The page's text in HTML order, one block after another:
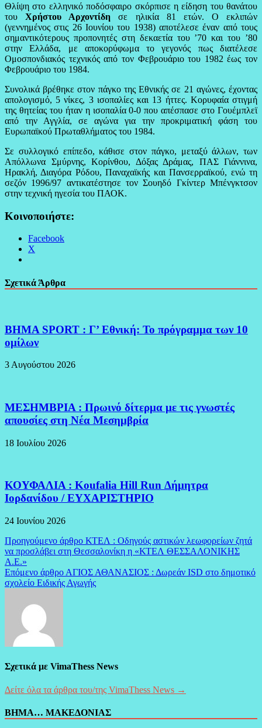
Θλίψη στο ελληνικό ποδόσφαιρο σκόρπισε η είδηση του θανάτου
τουΧρήστου Αρχοντίδη σε ηλικία 81 ετών. Ο εκλιπών
(γεννημένος στις 26 Ιουνίου του 1938) αποτέλεσε έναν από τους
σημαντικότερους προπονητές στη δεκαετία του ’70 και του ’80
στην Ελλάδα, με αποκορύφωμα το γεγονός πως διατέλεσε
Ομοσπονδιακός τεχνικός από τον Φεβρουάριο του 1982 έως τον
Φεβρουάριο του 1984.
Συνολικά βρέθηκε στον πάγκο της Εθνικής σε 21 αγώνες, έχοντας
απολογισμό, 5 νίκες, 3 ισοπαλίες και 13 ήττες. Κορυφαία στιγμή
της θητείας του ήταν η ισοπαλία 0-0 που απέσπασε στο Γουέμπλεϊ
από την Αγγλία, σε αγώνα για την προκριματική φάση του
Ευρωπαϊκού Πρωταθλήματος του 1984.
Σε συλλογικό επίπεδο, κάθισε στον πάγκο, μεταξύ άλλων, των
Απόλλωνα Σμύρνης, Κορίνθου, Δόξας Δράμας, ΠΑΣ Γιάννινα,
Ηρακλή, Διαγόρα Ρόδου, Παναχαϊκής και Πανσερραϊκού, ενώ τη
σεζόν 1996/97 αντικατέστησε τον Σουηδό Γκίντερ Μπένγκτσον
στην τεχνική ηγεσία του ΠΑΟΚ.
Κοινοποιήστε:
Facebook
X
Σχετικά Άρθρα
BHMA SPORT : Γ’ Εθνική: Το πρόγραμμα των 10
ομίλων
3 Αυγούστου 2026
ΜΕΣΗΜΒΡΙΑ : Πρωινό δίτερμα με τις γνωστές
απουσίες στη Νέα Μεσημβρία
18 Ιουλίου 2026
ΚΟΥΦΑΛΙΑ : Koufalia Hill Run Δήμητρα
Ιορδανίδου / ΕΥΧΑΡΙΣΤΗΡΙΟ
24 Ιουνίου 2026
Πλοήγηση
άρθρων
Προηγούμενο άρθρο ΚΤΕΛ : Οδηγούς αστικών λεωφορείων ζητά
να προσλάβει στη Θεσσαλονίκη η «ΚΤΕΛ ΘΕΣΣΑΛΟΝΙΚΗΣ
Α.Ε.»
Επόμενο άρθρο ΑΓΙΟΣ ΑΘΑΝΑΣΙΟΣ : Δωρεάν ΙSD στο δημοτικό
σχολείο Ειδικής Αγωγής
Σχετικά με VimaThess News
Δείτε όλα τα άρθρα του/της VimaThess News →
ΒΗΜΑ… ΜΑΚΕΔΟΝΙΑΣ